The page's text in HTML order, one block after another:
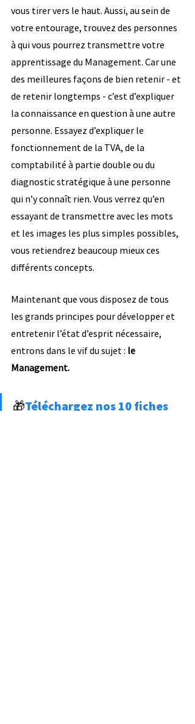
vous tirer vers le haut. Aussi, au sein de
votre entourage, trouvez des personnes
à qui vous pourrez transmettre votre
apprentissage du Management. Car une
des meilleures façons de bien retenir - et
de retenir longtemps - c’est d’expliquer
la connaissance en question à une autre
personne. Essayez d’expliquer le
fonctionnement de la TVA, de la
comptabilité à partie double ou du
diagnostic stratégique à une personne
qui n’y connaît rien. Vous verrez qu’en
essayant de transmettre avec les mots
et les images les plus simples possibles,
vous retiendrez beaucoup mieux ces
différents concepts.
Maintenant que vous disposez de tous
les grands principes pour développer et
entretenir l’état d’esprit nécessaire,
entrons dans le vif du sujet : le
Management.
🎁Téléchargez nos 10 fiches